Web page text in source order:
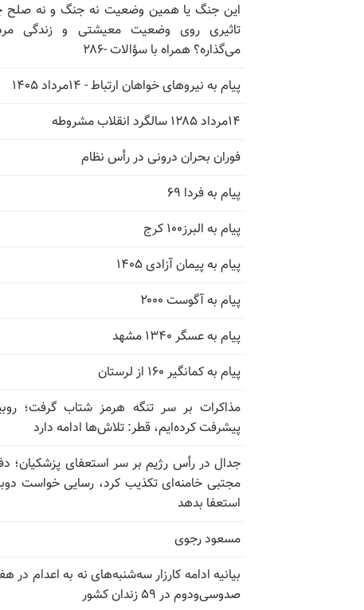
این جنگ یا همین وضعیت نه جنگ و نه صلح
تاثیری روی وضعیت معیشتی و زندگی
می‌گذاره؟ همراه با سؤالات -۲۸۶
پیام به نیروهای خواهان ارتباط - ۱۴مرداد ۱۴۰۵
۱۴مرداد ۱۲۸۵ سالگرد انقلاب مشروطه
فوران بحران درونی در رأس نظام
پیام به فردا ۶۹
پیام به البرز۱۰۰ کرج
پیام به پیمان آزادی ۱۴۰۵
پیام به آگوست ۲۰۰۰
پیام به عسگر ۱۳۴۰ مشهد
پیام به کمانگیر ۱۶۰ از لرستان
مذاکرات بر سر تنگه هرمز شتاب گرفت؛
پیشرفت کرده‌ایم، قطر: تلاش‌ها ادامه دارد
جدال در رأس رژیم بر سر استعفای پزشکیان؛
مجتبی خامنه‌ای تکذیب کرد، رسایی خواست
استعفا بدهد
مسعود رجوی
بیانیه ادامه کارزار سه‌شنبه‌های نه به اعدام در
صدوسی‌و‌دوم در ۵۹ زندان کشور